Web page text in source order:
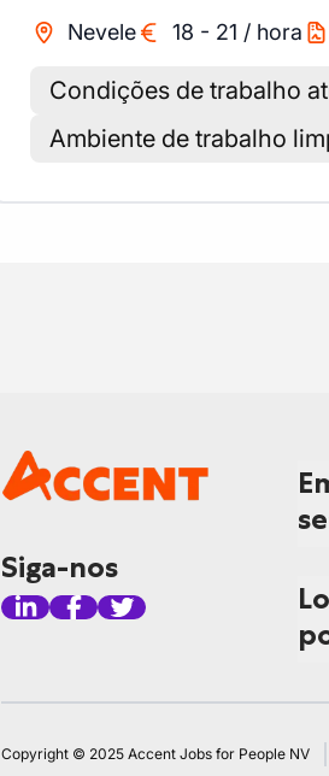
Nevele 18 - 21 / hora
Condições de trabalho
Ambiente de trabalho
Siga-nos
Copyright © 2025 Accent Jobs for People NV